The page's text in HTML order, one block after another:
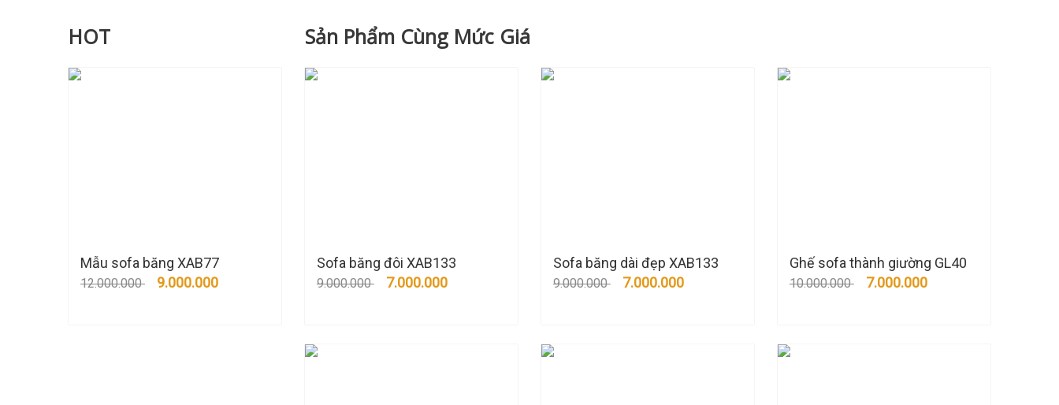
HOT
Mẫu sofa băng XAB77
12.000.000 9.000.000
Sản Phẩm Cùng Mức Giá
Sofa băng đôi XAB133
9.000.000 7.000.000
Sofa băng dài đẹp XAB133
9.000.000 7.000.000
Ghế sofa thành giường GL40
10.000.000 7.000.000